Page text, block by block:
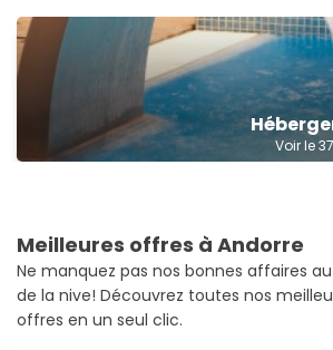
Voir le
Meilleures offres à Andorre
Ne manquez pas nos bonnes affaires
de la nive! Découvrez toutes nos
offres en un seul clic.